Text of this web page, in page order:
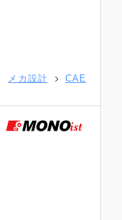
メカ設計 CAE